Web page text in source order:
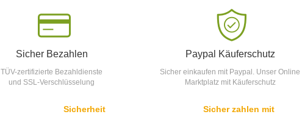
Sicher Bezahlen
TÜV-zertifizierte Bezahldienste
und SSL-Verschlüsselung
Paypal Käuferschutz
Sicher einkaufen mit Paypal. Unser Online
Marktplatz mit Käuferschutz
Sicherheit Sicher zahlen mit